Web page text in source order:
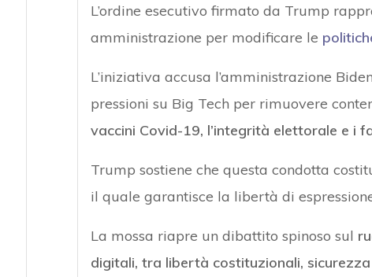
L’ordine esecutivo firmato da Trump
amministrazione per modificare le
L’iniziativa accusa l’amministrazione
pressioni su Big Tech per rimuovere
vaccini Covid-19, l’integrità elettorale e i
Trump sostiene che questa condotta
il quale garantisce la libertà di
La mossa riapre un dibattito spinoso sul
digitali, tra libertà costituzionali,